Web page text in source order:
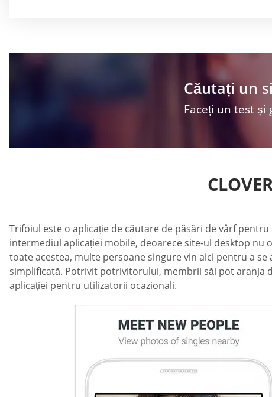
Căutați un
Faceți un test și
Trifoiul este o aplicație de căutare de păsări de vârf
intermediul aplicației mobile, deoarece site-ul desktop nu
toate acestea, multe persoane singure vin aici pentru a
simplificată. Potrivit potrivitorului, membrii săi pot aranja
aplicației pentru utilizatorii ocazionali.